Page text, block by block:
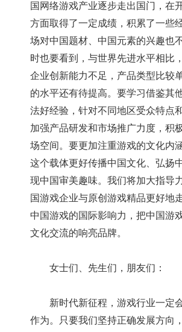
国网络游戏产业逐步走出国门，在
方面取得了一定成绩，积累了一些
场对中国题材、中国元素的兴趣也
时也要看到，与世界先进水平相比
企业创新能力不足，产品类型比较
的水平还有待提高。要学习借鉴其
法好经验，针对不同地区受众特点
加强产品研发和市场推广力度，积
场空间。要更加注重游戏的文化内
这个载体更好传播中国文化、弘扬
现中国审美趣味。我们将加大指导
国游戏企业与原创游戏精品更好地
中国游戏的国际影响力，把中国游
文化交流的响亮品牌。
女士们、先生们，朋友们：
新时代新征程，游戏行业一定
作为。只要我们坚持正确发展方向